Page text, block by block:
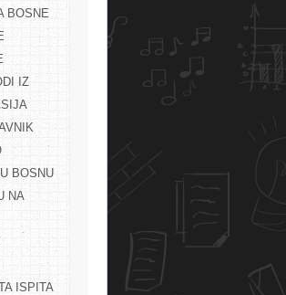
BOSNE
IZ
BOSNU
NA
ISPITA